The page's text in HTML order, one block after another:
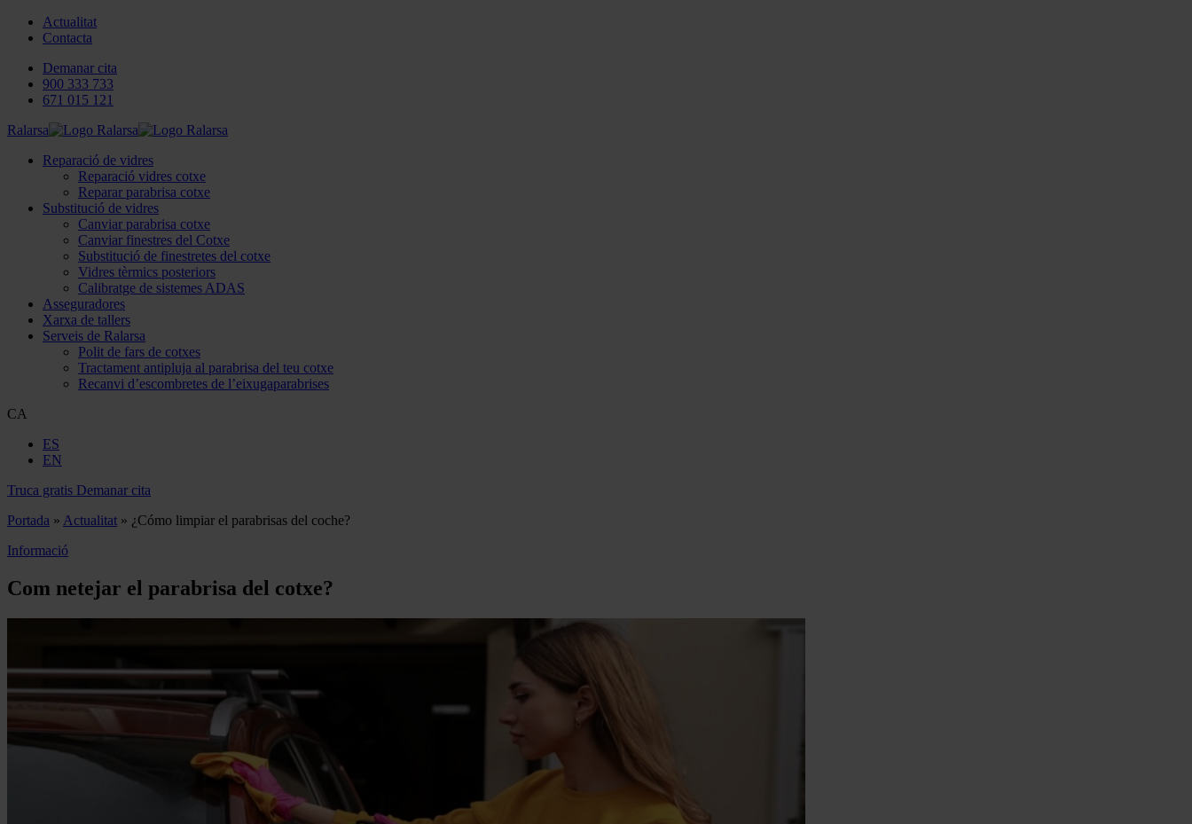
Actualitat
Contacta
Demanar cita
900 333 733
671 015 121
Ralarsa
Reparació de vidres
Reparació vidres cotxe
Reparar parabrisa cotxe
Substitució de vidres
Canviar parabrisa cotxe
Canviar finestres del Cotxe
Substitució de finestretes del cotxe
Vidres tèrmics posteriors
Calibratge de sistemes ADAS
Asseguradores
Xarxa de tallers
Serveis de Ralarsa
Polit de fars de cotxes
Tractament antipluja al parabrisa del teu cotxe
Recanvi d’escombretes de l’eixugaparabrises
CA
ES
EN
Truca gratis Demanar cita
Portada » Actualitat » ¿Cómo limpiar el parabrisas del coche?
Informació
Com netejar el parabrisa del cotxe?